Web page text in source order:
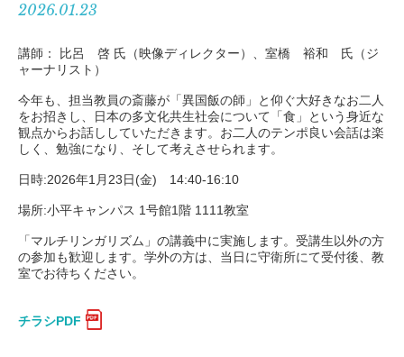
2026.01.23
講師： 比呂 啓 氏（映像ディレクター）、室橋 裕和 氏（ジ
ャーナリスト）
今年も、担当教員の斎藤が「異国飯の師」と仰ぐ大好きなお二人
をお招きし、日本の多文化共生社会について「食」という身近な
観点からお話ししていただきます。お二人のテンポ良い会話は楽
しく、勉強になり、そして考えさせられます。
日時:2026年1月23日(金) 14:40-16:10
場所:小平キャンパス 1号館1階 1111教室
「マルチリンガリズム」の講義中に実施します。受講生以外の方
の参加も歓迎します。学外の方は、当日に守衛所にて受付後、教
室でお待ちください。
チラシPDF